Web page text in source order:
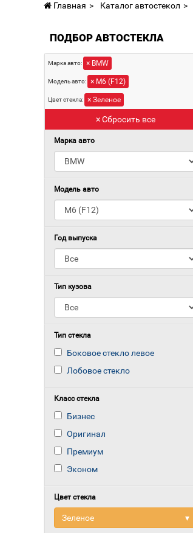
Главная Каталог автостекол
ПОДБОР АВТОСТЕКЛА
Марка авто: × BMW
Модель авто: × M6 (F12)
Цвет стекла: × Зеленое
× Сбросить все
Марка авто
Модель авто
Год выпуска
Тип кузова
Тип стекла
Боковое стекло левое
Лобовое стекло
Класс стекла
Бизнес
Оригинал
Премиум
Эконом
Цвет стекла
▾
Зеленое